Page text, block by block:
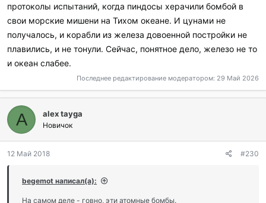
протоколы испытаний, когда пиндосы херачили бомбой в
свои морские мишени на Тихом океане. И цунами не
получалось, и корабли из железа довоенной постройки не
плавились, и не тонули. Сейчас, понятное дело, железо не то
и океан слабее.
Последнее редактирование модератором: 29 Май 2026
A alex tayga
Новичок
12 Май 2018 #230
begemot написал(а):
На самом деле - говно, эти атомные бомбы.